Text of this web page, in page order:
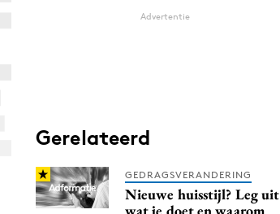
Advertentie
Gerelateerd
GEDRAGSVERANDERING
Nieuwe huisstijl? Leg uit
wat je doet en waarom